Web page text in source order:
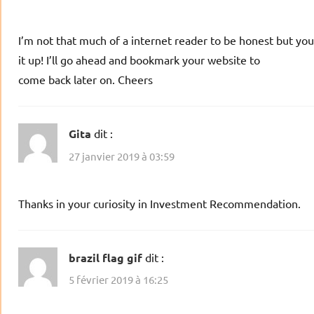
I’m not that much of a internet reader to be honest but
it up! I’ll go ahead and bookmark your website to
come back later on. Cheers
Gita dit :
27 janvier 2019 à 03:59
Thanks in your curiosity in Investment Recommendation.
brazil flag gif dit :
5 février 2019 à 16:25